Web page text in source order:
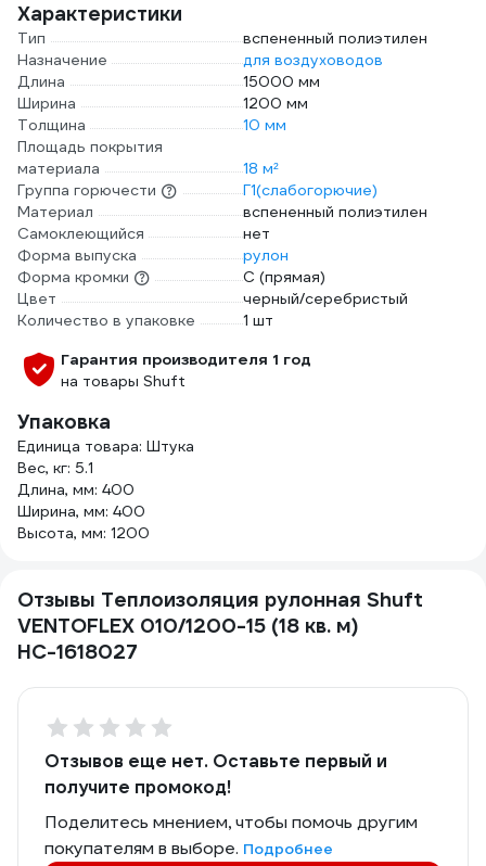
Характеристики
Тип
вспененный полиэтилен
Назначение
для воздуховодов
Длина
15000 мм
Ширина
1200 мм
Толщина
10 мм
Площадь покрытия
материала
18 м²
Группа горючести
Г1(слабогорючие)
Материал
вспененный полиэтилен
Самоклеющийся
нет
Форма выпуска
рулон
Форма кромки
С (прямая)
Цвет
черный/серебристый
Количество в упаковке
1 шт
Гарантия производителя 1 год
на товары Shuft
Упаковка
Единица товара: Штука
Вес, кг: 5.1
Длина, мм: 400
Ширина, мм: 400
Высота, мм: 1200
Отзывы Теплоизоляция рулонная Shuft
VENTOFLEX 010/1200-15 (18 кв. м)
НС-1618027
Отзывов еще нет. Оставьте первый и
получите промокод!
Поделитесь мнением, чтобы помочь другим
покупателям в выборе. Подробнее